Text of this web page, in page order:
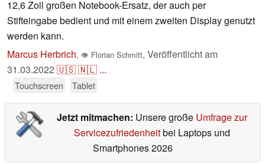
12,6 Zoll großen Notebook-Ersatz, der auch per
Stifteingabe bedient und mit einem zweiten Display genutzt
werden kann.
Marcus Herbrich, 👁 Florian Schmitt, Veröffentlicht am
31.03.2022 🇺🇸🇳🇱 ...
Touchscreen Tablet
Jetzt mitmachen: Unsere große Umfrage zur
Servicezufriedenheitbei Laptops und
Smartphones 2026